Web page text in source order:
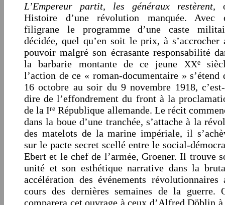
L’Empereur partit, les généraux restèrent,
Histoire d’une révolution manquée. Avec
filigrane le programme d’une caste
décidée, quel qu’en soit le prix, à s’accrocher
pouvoir malgré son écrasante responsabilité
la barbarie montante de ce jeune XXe
l’action de ce « roman-documentaire » s’étend
16 octobre au soir du 9 novembre 1918,
dire de l’effondrement du front à la
de la Ire République allemande. Le récit
dans la boue d’une tranchée, s’attache à la
des matelots de la marine impériale, il
sur le pacte secret scellé entre le social-
Ebert et le chef de l’armée, Groener. Il trouve
unité et son esthétique narrative dans la
accélération des événements révolutionnaires
cours des dernières semaines de la guerre.
comparera cet ouvrage à ceux d’Alfred Döblin